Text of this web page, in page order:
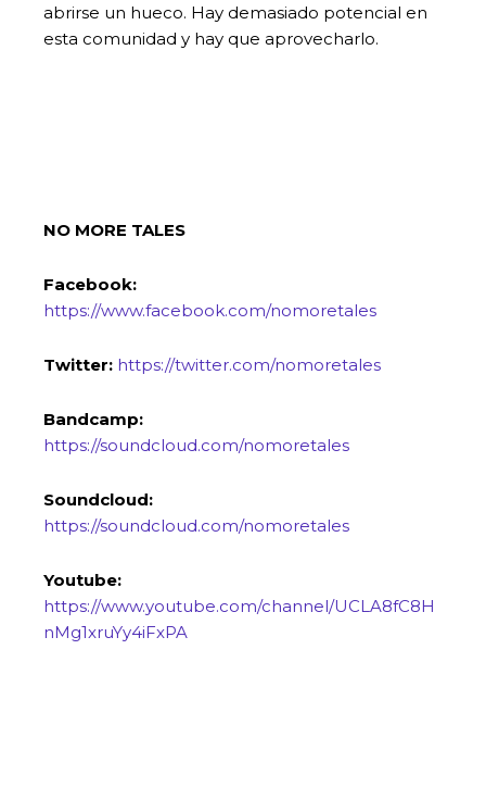
abrirse un hueco. Hay demasiado potencial en
esta comunidad y hay que aprovecharlo.
NO MORE TALES
Facebook:
https://www.facebook.com/nomoretales
Twitter: https://twitter.com/nomoretales
Bandcamp:
https://soundcloud.com/nomoretales
Soundcloud:
https://soundcloud.com/nomoretales
Youtube:
https://www.youtube.com/channel/UCLA8fC8H
nMg1xruYy4iFxPA